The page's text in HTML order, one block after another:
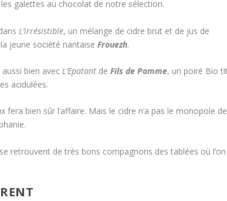
galettes au chocolat de notre sélection.
L’irrésistible, un mélange de cidre brut et de jus de
jeune société nantaise Frouezh.
bien avec L’Epatantde Fils de Pomme, un poiré Bio
acidulées.
fera bien sûr l’affaire. Mais le cidre n’a pas le monopole
retrouvent de très bons compagnons des tablées où l’on